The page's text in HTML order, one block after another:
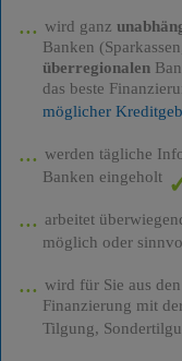
wird ganz
Banken
überregionalen
das beste
möglicher
werden tägliche
Banken eingeholt
arbeitet
möglich oder
wird für Sie aus
Finanzierung mit
Tilgung,